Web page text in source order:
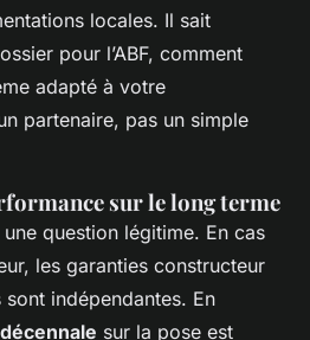
locales. Il sait
pour l’ABF, comment
adapté à votre
partenaire, pas un simple
sur le long terme
une question légitime. En cas
les garanties constructeur
indépendantes. En
sur la pose est